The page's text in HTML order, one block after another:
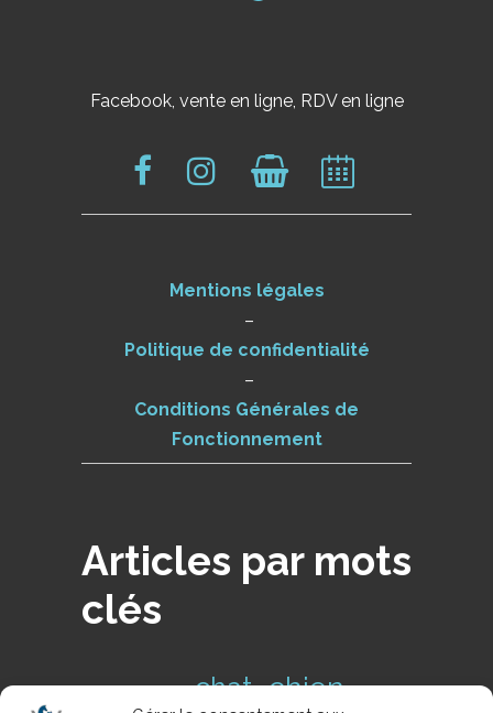
Facebook, vente en ligne, RDV en ligne
Mentions légales
–
Politique de confidentialité
–
Conditions Générales de
Fonctionnement
Articles par mots
clés
chat chien